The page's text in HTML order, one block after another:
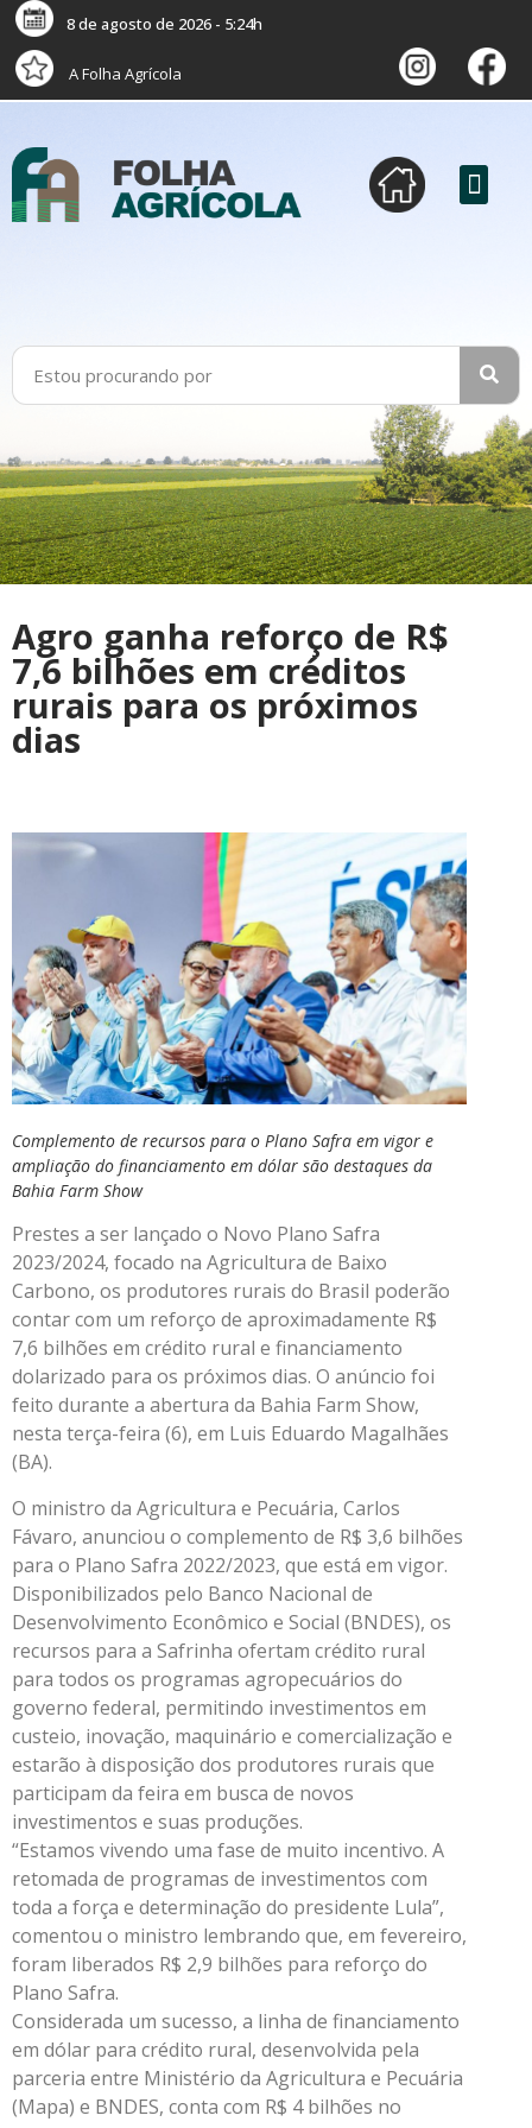
8 de agosto de 2026 - 5:24h
A Folha Agrícola
Agro ganha reforço de R$
7,6 bilhões em créditos
rurais para os próximos
dias
Complemento de recursos para o Plano Safra em vigor e
ampliação do financiamento em dólar são destaques da
Bahia Farm Show
Prestes a ser lançado o Novo Plano Safra
2023/2024, focado na Agricultura de Baixo
Carbono, os produtores rurais do Brasil poderão
contar com um reforço de aproximadamente R$
7,6 bilhões em crédito rural e financiamento
dolarizado para os próximos dias. O anúncio foi
feito durante a abertura da Bahia Farm Show,
nesta terça-feira (6), em Luis Eduardo Magalhães
(BA).
O ministro da Agricultura e Pecuária, Carlos
Fávaro, anunciou o complemento de R$ 3,6 bilhões
para o Plano Safra 2022/2023, que está em vigor.
Disponibilizados pelo Banco Nacional de
Desenvolvimento Econômico e Social (BNDES), os
recursos para a Safrinha ofertam crédito rural
para todos os programas agropecuários do
governo federal, permitindo investimentos em
custeio, inovação, maquinário e comercialização e
estarão à disposição dos produtores rurais que
participam da feira em busca de novos
investimentos e suas produções.
“Estamos vivendo uma fase de muito incentivo. A
retomada de programas de investimentos com
toda a força e determinação do presidente Lula”,
comentou o ministro lembrando que, em fevereiro,
foram liberados R$ 2,9 bilhões para reforço do
Plano Safra.
Considerada um sucesso, a linha de financiamento
em dólar para crédito rural, desenvolvida pela
parceria entre Ministério da Agricultura e Pecuária
(Mapa) e BNDES, conta com R$ 4 bilhões no